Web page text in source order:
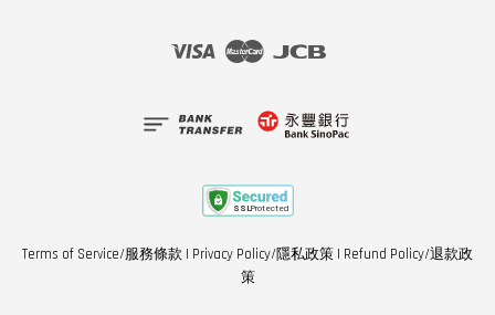
Visa Master
Terms of Service/服務條款 | Privacy Policy/隱私政策 | Refund Policy/退款政
策